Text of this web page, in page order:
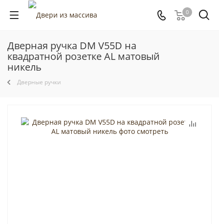
0
Дверная ручка DM V55D на
квадратной розетке AL матовый
никель
Дверные ручки